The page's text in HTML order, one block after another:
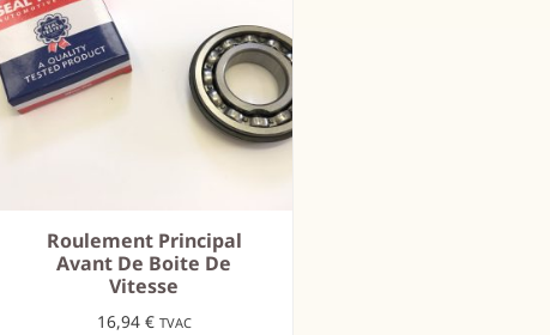
Roulement Principal
Avant De Boite De
Vitesse
16,94 € TVAC